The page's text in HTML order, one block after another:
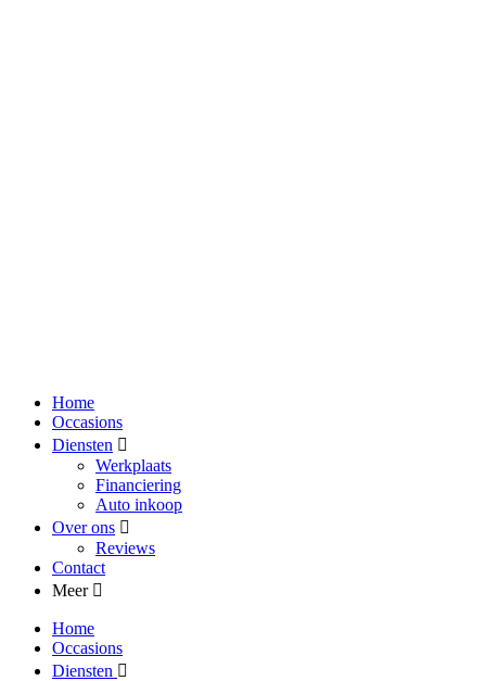
Home
Occasions
Diensten
Werkplaats
Financiering
Auto inkoop
Over ons
Reviews
Contact
Meer
Home
Occasions
Diensten